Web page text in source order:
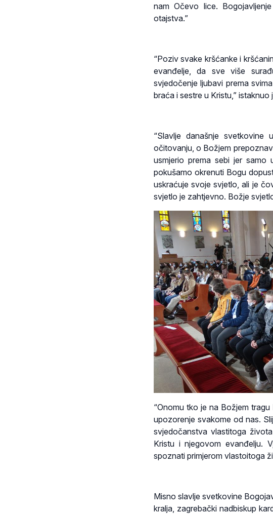
nam Očevo lice.
otajstva.”
“Poziv svake kršćanke i
evanđelje, da sve više
svjedočenje ljubavi prema
braća i sestre u Kristu,” istaknuo
“Slavlje današnje
očitovanju, o Božjem
usmjerio prema sebi jer
pokušamo okrenuti Bogu
uskraćuje svoje svjetlo, ali je
svjetlo je zahtjevno. Božje
“Onomu tko je na Božjem
upozorenje svakome od nas.
svjedočanstva vlastitoga
Kristu i njegovom evanđelju.
spoznati primjerom vlastoitoga
Misno slavlje svetkovine
kralja, zagrebački nadbiskup